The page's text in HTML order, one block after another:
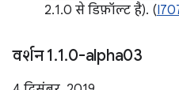
2.1.0 से डिफ़ॉल्ट है). (
वर्शन 1.1.0-alpha03